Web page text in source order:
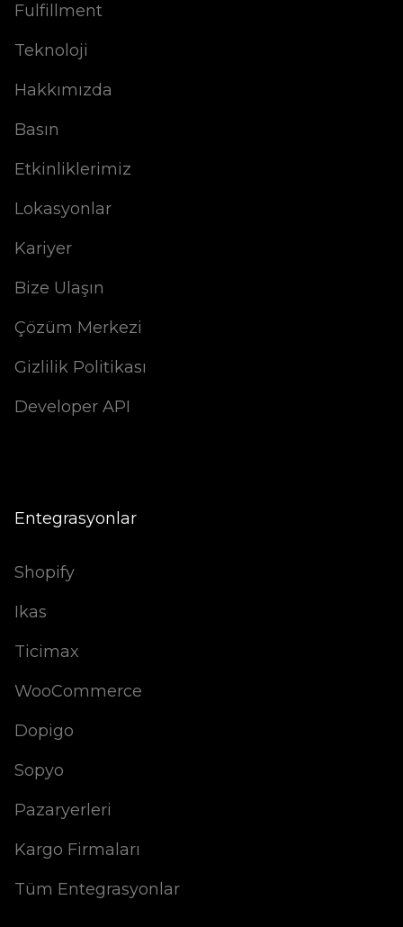
Fulfillment
Teknoloji
Hakkımızda
Basın
Etkinliklerimiz
Lokasyonlar
Kariyer
Bize Ulaşın
Çözüm Merkezi
Gizlilik Politikası
Developer API
Entegrasyonlar
Shopify
Ikas
Ticimax
WooCommerce
Dopigo
Sopyo
Pazaryerleri
Kargo Firmaları
Tüm Entegrasyonlar